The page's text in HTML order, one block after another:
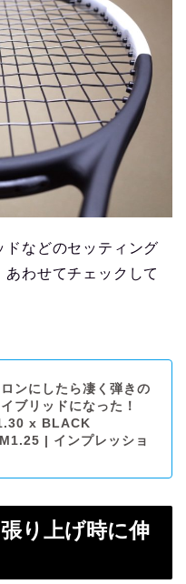
ドなどのセッティング
あわせてチェックして
ンにしたら凄く弾きの
ブリッドになった！
x BLACK
| インプレッショ
り上げ時に伸